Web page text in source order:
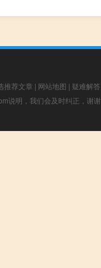
推荐文章 | 网站地图 | 疑难解答
说明，我们会及时纠正，谢谢